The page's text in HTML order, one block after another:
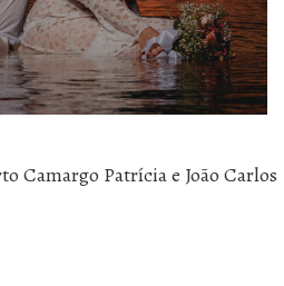
Camargo Patrícia e João Carlos